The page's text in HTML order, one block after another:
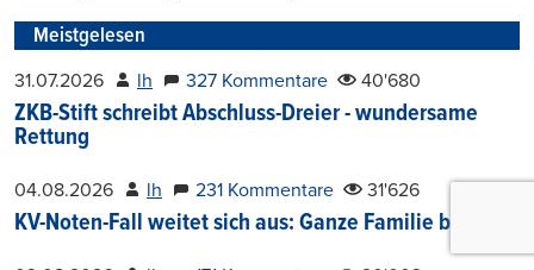
Meistgelesen
31.07.2026 lh 327 Kommentare 40'680
ZKB-Stift schreibt Abschluss-Dreier - wundersame
Rettung
04.08.2026 lh 231 Kommentare 31'626
KV-Noten-Fall weitet sich aus: Ganze Familie bei ZKB